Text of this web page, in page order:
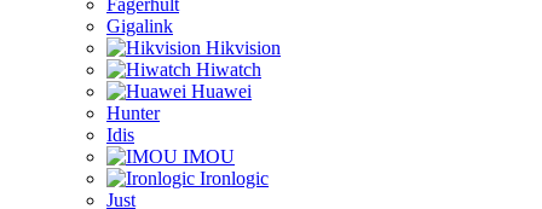
Fagerhult
Gigalink
Hikvision
Hiwatch
Huawei
Hunter
Idis
IMOU
Ironlogic
Just